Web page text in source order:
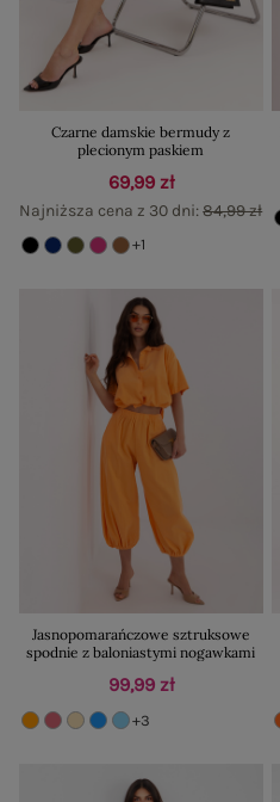
Czarne damskie bermudy z
plecionym paskiem
69,99 zł
Najniższa cena z 30 dni:84,99 zł
+1
Jasnopomarańczowe sztruksowe
spodnie z baloniastymi nogawkami
99,99 zł
+3